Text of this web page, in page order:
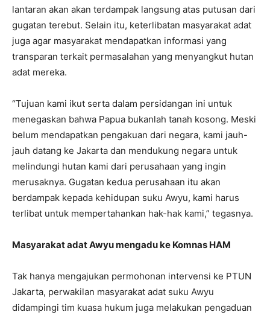
lantaran akan akan terdampak langsung atas putusan dari
gugatan terebut. Selain itu, keterlibatan masyarakat adat
juga agar masyarakat mendapatkan informasi yang
transparan terkait permasalahan yang menyangkut hutan
adat mereka.
“Tujuan kami ikut serta dalam persidangan ini untuk
menegaskan bahwa Papua bukanlah tanah kosong. Meski
belum mendapatkan pengakuan dari negara, kami jauh-
jauh datang ke Jakarta dan mendukung negara untuk
melindungi hutan kami dari perusahaan yang ingin
merusaknya. Gugatan kedua perusahaan itu akan
berdampak kepada kehidupan suku Awyu, kami harus
terlibat untuk mempertahankan hak-hak kami,” tegasnya.
Masyarakat adat Awyu mengadu ke Komnas HAM
Tak hanya mengajukan permohonan intervensi ke PTUN
Jakarta, perwakilan masyarakat adat suku Awyu
didampingi tim kuasa hukum juga melakukan pengaduan